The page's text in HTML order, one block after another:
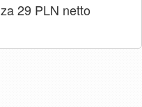
za 29 PLN netto